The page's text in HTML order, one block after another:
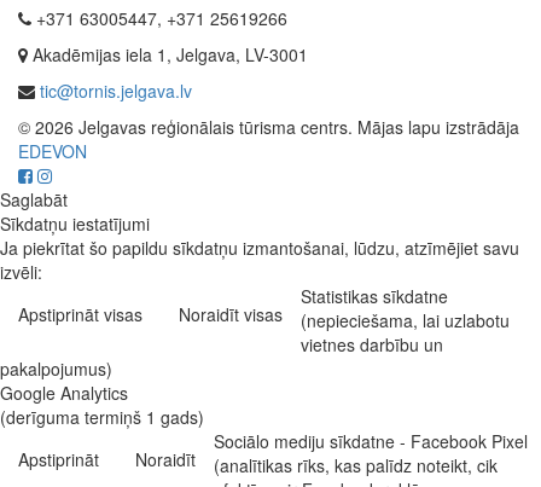
+371 63005447, +371 25619266
Akadēmijas iela 1, Jelgava, LV-3001
tic@tornis.jelgava.lv
© 2026 Jelgavas reģionālais tūrisma centrs. Mājas lapu izstrādāja
EDEVON
Saglabāt
Sīkdatņu iestatījumi
Ja piekrītat šo papildu sīkdatņu izmantošanai, lūdzu, atzīmējiet savu
izvēli:
Apstiprināt visas
Noraidīt visas
Statistikas sīkdatne
(nepieciešama, lai uzlabotu
vietnes darbību un
pakalpojumus)
Google Analytics
(derīguma termiņš 1 gads)
Apstiprināt
Noraidīt
Sociālo mediju sīkdatne - Facebook Pixel
(analītikas rīks, kas palīdz noteikt, cik